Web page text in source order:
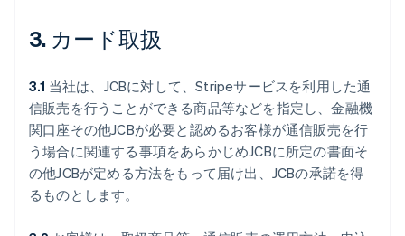
3. カード取扱
3.1 当社は、JCBに対して、Stripeサービスを利用した通
信販売を行うことができる商品等などを指定し、金融機
関口座その他JCBが必要と認めるお客様が通信販売を行
う場合に関連する事項をあらかじめJCBに所定の書面そ
の他JCBが定める方法をもって届け出、JCBの承諾を得
るものとします。